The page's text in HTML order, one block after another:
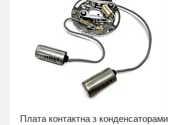
Плата контактна з конденсаторами